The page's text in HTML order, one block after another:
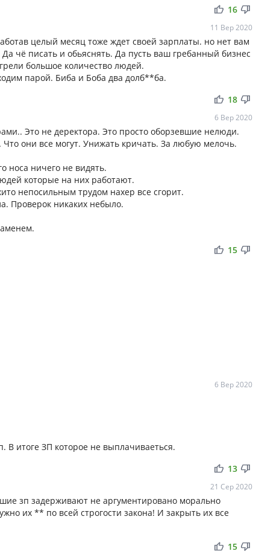
thumb_up thumb_down
16
11 Вер 2020
целый месяц тоже ждет своей зарплаты. но нет вам
чё писать и обьяснять. Да пусть ваш гребанный бизнес
большое количество людей.
парой. Биба и Боба два долб**ба.
thumb_up thumb_down
18
6 Вер 2020
Это не деректора. Это просто оборзевшие нелюди.
Что они все могут. Унижать кричать. За любую мелочь.
носа ничего не видять.
которые на них работают.
непосильным трудом нахер все сгорит.
Проверок никаких небыло.
thumb_up thumb_down
15
6 Вер 2020
В итоге ЗП которое не выплачиваеться.
thumb_up thumb_down
13
21 Сер 2020
зп задерживают не аргументировано морально
их ** по всей строгости закона! И закрыть их все
thumb_up thumb_down
15